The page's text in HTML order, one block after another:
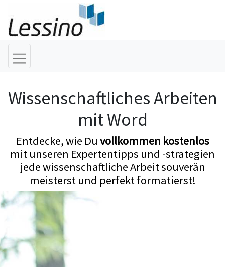
Wissenschaftliches Arbeiten
mit Word
Entdecke, wie Du vollkommen kostenlos
mit unseren Expertentipps und -strategien
jede wissenschaftliche Arbeit souverän
meisterst und perfekt formatierst!